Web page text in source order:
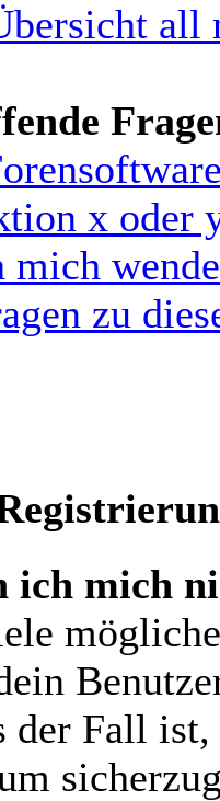
all
x oder
zu
ich mich
der Fall